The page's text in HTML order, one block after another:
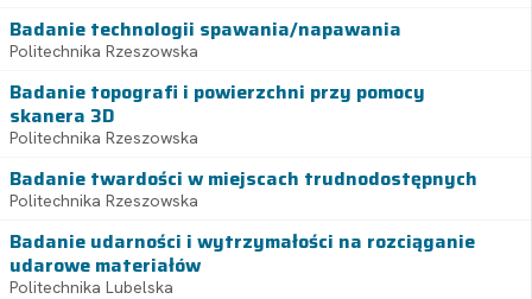
Badanie technologii spawania/napawania
Politechnika Rzeszowska
Badanie topografi i powierzchni przy pomocy
skanera 3D
Politechnika Rzeszowska
Badanie twardości w miejscach trudnodostępnych
Politechnika Rzeszowska
Badanie udarności i wytrzymałości na rozciąganie
udarowe materiałów
Politechnika Lubelska